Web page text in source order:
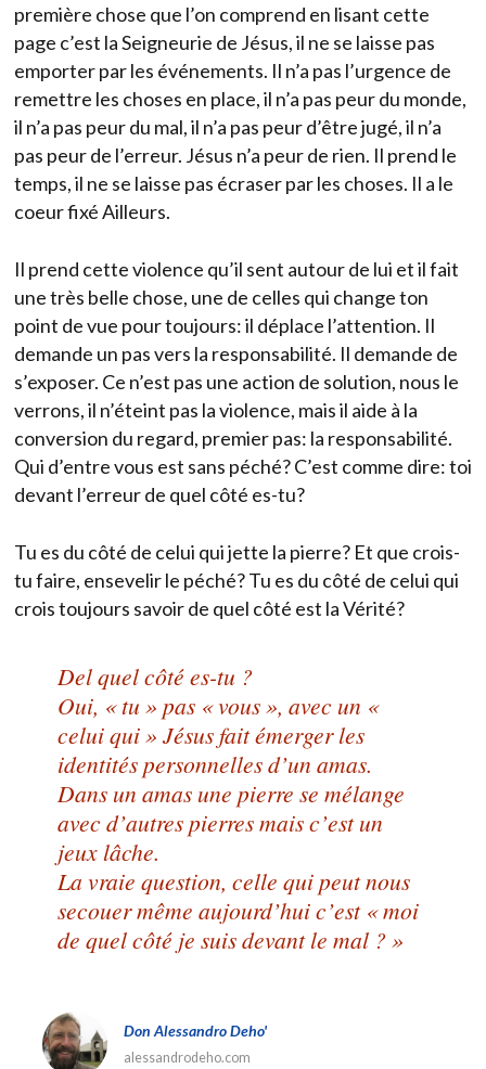
première chose que l’on comprend en lisant cette
page c’est la Seigneurie de Jésus, il ne se laisse pas
emporter par les événements. Il n’a pas l’urgence de
remettre les choses en place, il n’a pas peur du monde,
il n’a pas peur du mal, il n’a pas peur d’être jugé, il n’a
pas peur de l’erreur. Jésus n’a peur de rien. Il prend le
temps, il ne se laisse pas écraser par les choses. Il a le
coeur fixé Ailleurs.
Il prend cette violence qu’il sent autour de lui et il fait
une très belle chose, une de celles qui change ton
point de vue pour toujours: il déplace l’attention. Il
demande un pas vers la responsabilité. Il demande de
s’exposer. Ce n’est pas une action de solution, nous le
verrons, il n’éteint pas la violence, mais il aide à la
conversion du regard, premier pas: la responsabilité.
Qui d’entre vous est sans péché? C’est comme dire: toi
devant l’erreur de quel côté es-tu?
Tu es du côté de celui qui jette la pierre? Et que crois-
tu faire, ensevelir le péché? Tu es du côté de celui qui
crois toujours savoir de quel côté est la Vérité?
Del quel côté es-tu ?
Oui, « tu » pas « vous », avec un «
celui qui » Jésus fait émerger les
identités personnelles d’un amas.
Dans un amas une pierre se mélange
avec d’autres pierres mais c’est un
jeux lâche.
La vraie question, celle qui peut nous
secouer même aujourd’hui c’est « moi
de quel côté je suis devant le mal ? »
Don Alessandro Deho'
alessandrodeho.com